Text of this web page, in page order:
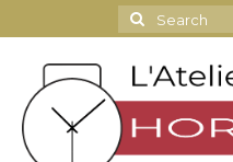
Search
for: